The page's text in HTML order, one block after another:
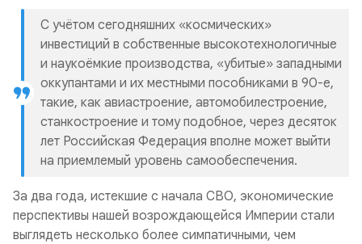
С учётом сегодняшних «космических»
инвестиций в собственные высокотехнологичные
и наукоёмкие производства, «убитые» западными
оккупантами и их местными пособниками в 90-е,
такие, как авиастроение, автомобилестроение,
станкостроение и тому подобное, через десяток
лет Российская Федерация вполне может выйти
на приемлемый уровень самообеспечения.
За два года, истекшие с начала СВО, экономические
перспективы нашей возрождающейся Империи стали
выглядеть несколько более симпатичными, чем